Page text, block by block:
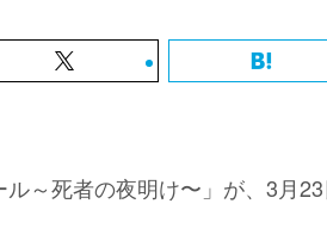
～死者の夜明け〜」が、3月